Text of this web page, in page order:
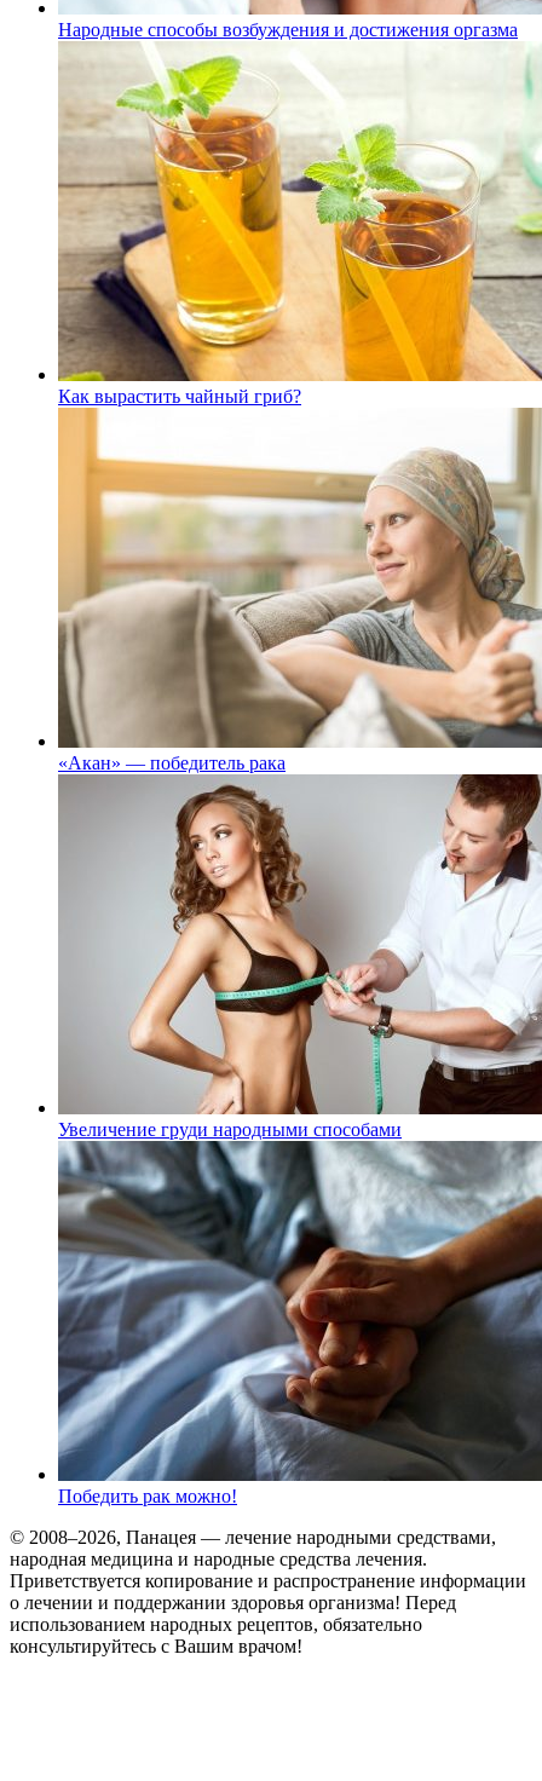
Народные способы возбуждения и достижения оргазма
Как вырастить чайный гриб?
«Акан» — победитель рака
Увеличение груди народными способами
Победить рак можно!
© 2008–2026, Панацея — лечение народными средствами,
народная медицина и народные средства лечения.
Приветствуется копирование и распространение информации
о лечении и поддержании здоровья организма! Перед
использованием народных рецептов, обязательно
консультируйтесь с Вашим врачом!